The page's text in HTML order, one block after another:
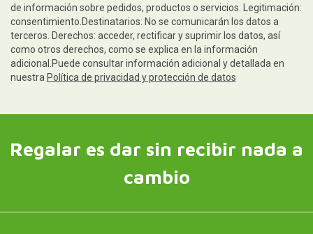
de información sobre pedidos, productos o servicios. Legitimación:
consentimiento.Destinatarios: No se comunicarán los datos a
terceros. Derechos: acceder, rectificar y suprimir los datos, así
como otros derechos, como se explica en la información
adicional.Puede consultar información adicional y detallada en
nuestra Política de privacidad y protección de datos
Regalar es dar sin recibir nada a
cambio